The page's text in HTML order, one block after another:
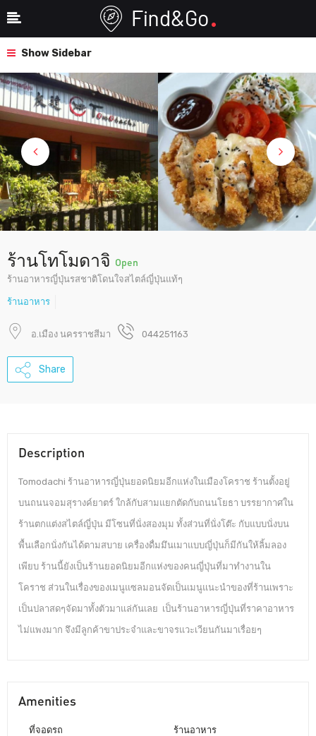
Show Sidebar
ร้านโทโมดาจิ Open
ร้านอาหารญี่ปุ่นรสชาติโดนใจสไตล์ญี่ปุ่นแท้ๆ
ร้านอาหาร
อ.เมือง นครราชสีมา 044251163
Share
Description
Tomodachi ร้านอาหารญี่ปุ่นยอดนิยมอีกแห่งในเมืองโคราช ร้านตั้งอยู่
บนถนนจอมสุรางค์ยาตร์ ใกล้กับสามแยกตัดกับถนนโยธา บรรยากาศใน
ร้านตกแต่งสไตล์ญี่ปุ่น มีโซนที่นั่งสองมุม ทั้งส่วนที่นั่งโต๊ะ กับแบบนั่งบน
พื้นเลือกนั่งกันได้ตามสบาย เครื่องดื่มมึนเมาแบบญี่ปุ่นก็มีกันให้ลิ้มลอง
เพียบ ร้านนี้ยังเป็นร้านยอดนิยมอีกแห่งของคนญี่ปุ่นที่มาทำงานใน
โคราช ส่วนในเรื่องของเมนูแซลมอนจัดเป็นเมนูแนะนำของที่ร้านเพราะ
เป็นปลาสดๆจัดมาทั้งตัวมาแล่กันเลย เป็นร้านอาหารญี่ปุ่นที่ราคาอาหาร
ไม่แพงมาก จึงมีลูกค้าขาประจำและขาจรแวะเวียนกันมาเรื่อยๆ
Amenities
ที่จอดรถ ร้านอาหาร